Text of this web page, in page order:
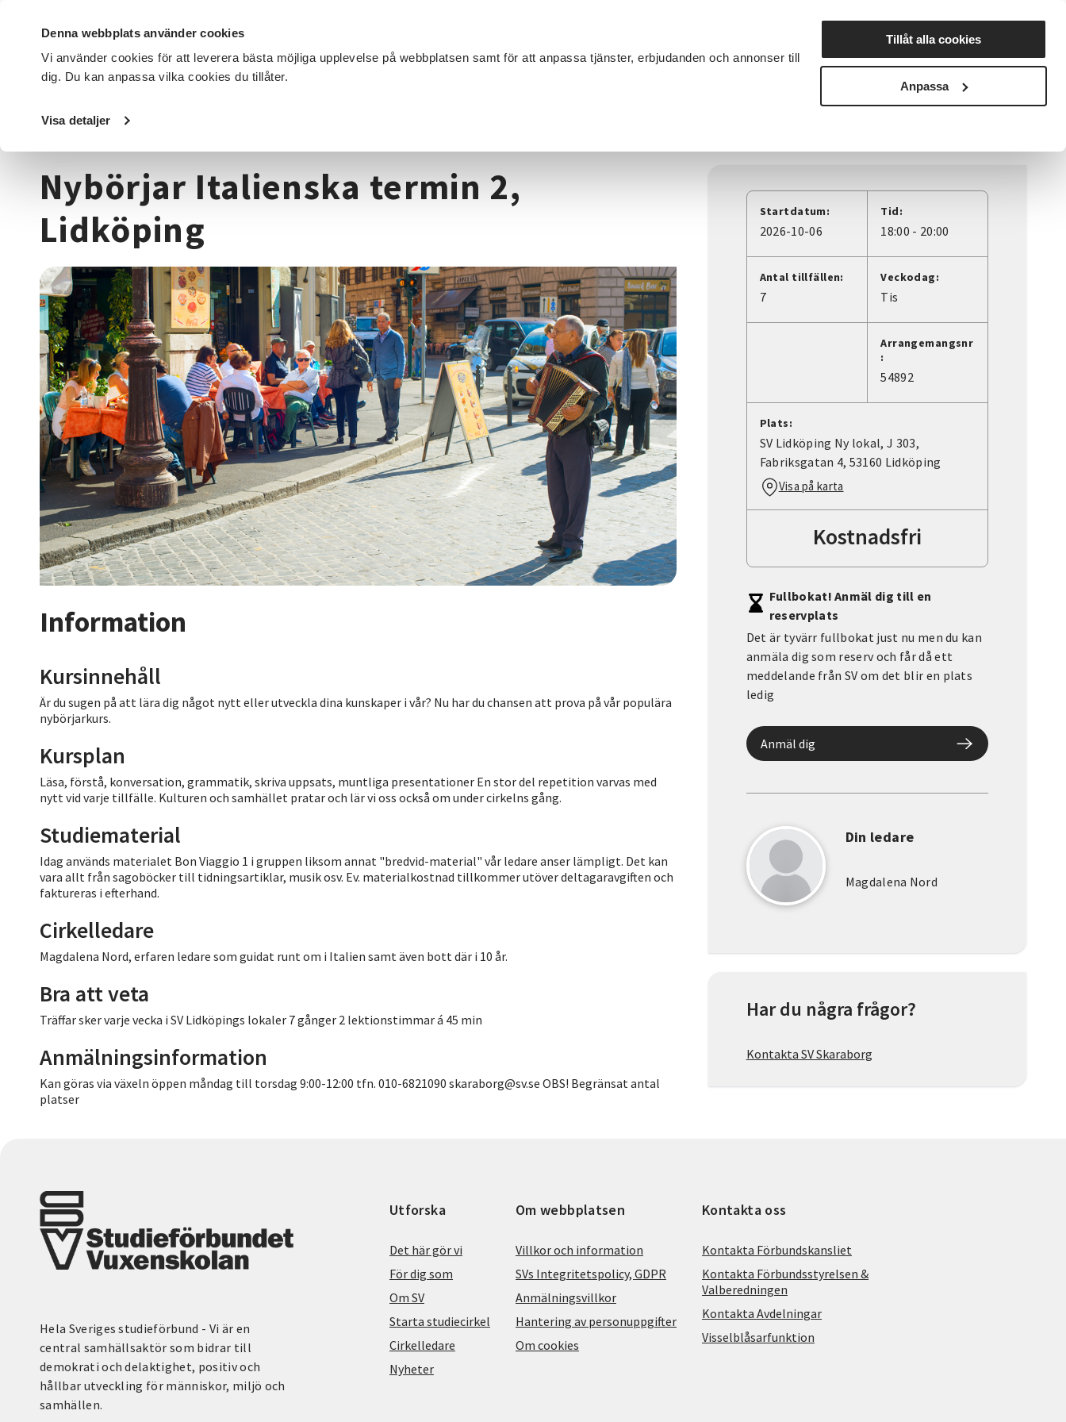
Denna webbplats använder cookies
Vi använder cookies för att leverera bästa möjliga upplevelse på webbplatsen samt för att anpassa tjänster, erbjudanden och annonser till
dig. Du kan anpassa vilka cookies du tillåter.
Visa detaljer
Tillåt alla cookies
Anpassa
DET HÄR GÖR VI FÖR DIG SOM SÖK KURSER OCH EVENEMANG Nyheter Avdelningar
Startsida / Kurser och evenemang
Nybörjar Italienska termin 2,
Lidköping
Information
Kursinnehåll
Är du sugen på att lära dig något nytt eller utveckla dina kunskaper i vår? Nu har du chansen att prova på vår populära
nybörjarkurs.
Kursplan
Läsa, förstå, konversation, grammatik, skriva uppsats, muntliga presentationer En stor del repetition varvas med
nytt vid varje tillfälle. Kulturen och samhället pratar och lär vi oss också om under cirkelns gång.
Studiematerial
Idag används materialet Bon Viaggio 1 i gruppen liksom annat "bredvid-material" vår ledare anser lämpligt. Det kan
vara allt från sagoböcker till tidningsartiklar, musik osv. Ev. materialkostnad tillkommer utöver deltagaravgiften och
faktureras i efterhand.
Cirkelledare
Magdalena Nord, erfaren ledare som guidat runt om i Italien samt även bott där i 10 år.
Bra att veta
Träffar sker varje vecka i SV Lidköpings lokaler 7 gånger 2 lektionstimmar á 45 min
Anmälningsinformation
Kan göras via växeln öppen måndag till torsdag 9:00-12:00 tfn. 010-6821090 skaraborg@sv.se OBS! Begränsat antal
platser
Startdatum:
2026-10-06
Tid:
18:00 - 20:00
Antal tillfällen:
7
Veckodag:
Tis
Arrangemangsnr
:
54892
Plats:
SV Lidköping Ny lokal, J 303,
Fabriksgatan 4, 53160 Lidköping
Visa på karta
Kostnadsfri
Fullbokat! Anmäl dig till en
reservplats
Det är tyvärr fullbokat just nu men du kan
anmäla dig som reserv och får då ett
meddelande från SV om det blir en plats
ledig
Anmäl dig
Din ledare
Magdalena Nord
Har du några frågor?
Kontakta SV Skaraborg
Hela Sveriges studieförbund - Vi är en
central samhällsaktör som bidrar till
demokrati och delaktighet, positiv och
hållbar utveckling för människor, miljö och
samhällen.
Utforska
Det här gör vi
För dig som
Om SV
Starta studiecirkel
Cirkelledare
Nyheter
Om webbplatsen
Villkor och information
SVs Integritetspolicy, GDPR
Anmälningsvillkor
Hantering av personuppgifter
Om cookies
Kontakta oss
Kontakta Förbundskansliet
Kontakta Förbundsstyrelsen &
Valberedningen
Kontakta Avdelningar
Visselblåsarfunktion